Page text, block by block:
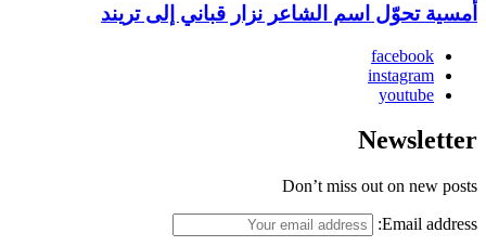
أمسية تحوّل اسم الشاعر نزار قباني إلى تريند
facebook
instagram
youtube
Newsletter
Don’t miss out on new posts
Email address: